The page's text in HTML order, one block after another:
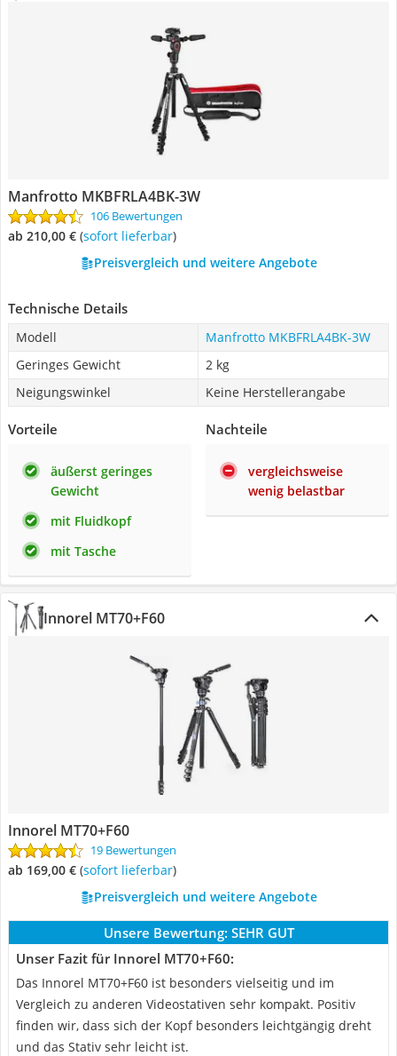
Manfrotto MKBFRLA4BK-3W
106 Bewertungen
ab 210,00 € ( Sofort lieferbar)
Preisvergleich und weitere Angebote
Technische Details
Modell
Manfrotto MKBFRLA4BK-3W
Geringes Gewicht
2 kg
Neigungswinkel
Keine Herstellerangabe
Vorteile
äußerst geringes
Gewicht
mit Fluidkopf
mit Tasche
Nachteile
vergleichsweise
wenig belastbar
Innorel MT70+F60
Innorel MT70+F60
19 Bewertungen
ab 169,00 € ( Sofort lieferbar)
Preisvergleich und weitere Angebote
Unsere Bewertung: SEHR GUT
Unser Fazit für Innorel MT70+F60:
Das Innorel MT70+F60 ist besonders vielseitig und im
Vergleich zu anderen Videostativen sehr kompakt. Positiv
finden wir, dass sich der Kopf besonders leichtgängig dreht
und das Stativ sehr leicht ist.